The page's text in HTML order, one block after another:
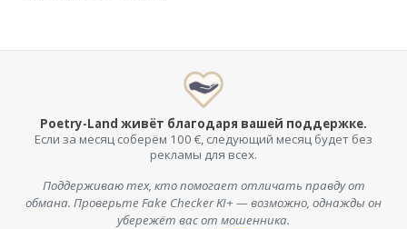
Poetry-Land живёт благодаря вашей поддержке.
Если за месяц соберём 100 €, следующий месяц будет без
рекламы для всех.
Поддерживаю тех, кто помогает отличать правду от
обмана. Проверьте Fake Checker KI+ — возможно, однажды он
убережёт вас от мошенника.